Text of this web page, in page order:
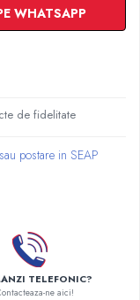
WHATSAPP
de fidelitate
TELEFONIC?
ne aici!